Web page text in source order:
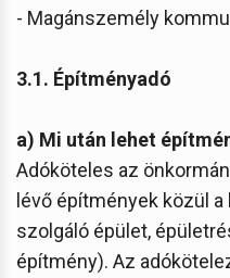
- Magánszemély
3.1. Építményadó
a) Mi után lehet
Adóköteles az
lévő építmények közül a
szolgáló épület,
építmény). Az